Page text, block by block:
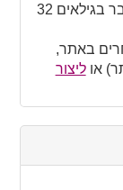
מעיר ראש העין, ישראל רוצה להכיר גבר בגילאים 32
באתר,
אוליצור